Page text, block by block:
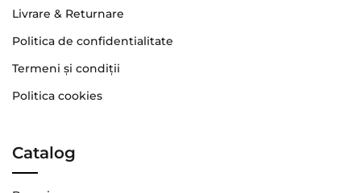
Livrare & Returnare
Politica de confidentialitate
Termeni şi condiţii
Politica cookies
Catalog